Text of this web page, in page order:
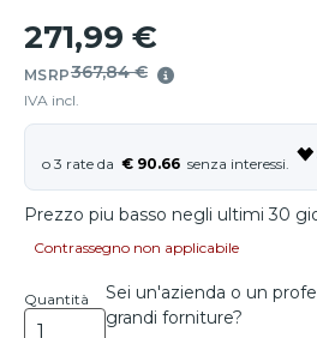
271,99 €
MSRP367,84 €
IVA incl.
€ 90.66
Prezzo piu basso negli ultimi 30
Contrassegno non applicabile
Quantità
Sei un'azienda o un
grandi forniture?